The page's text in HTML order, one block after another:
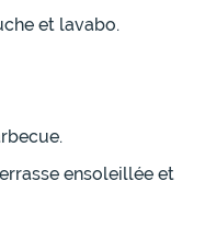
et lavabo.
ensoleillée et